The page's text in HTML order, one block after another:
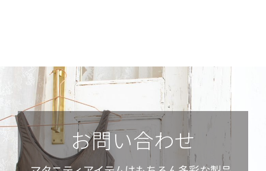
お問い合わせ